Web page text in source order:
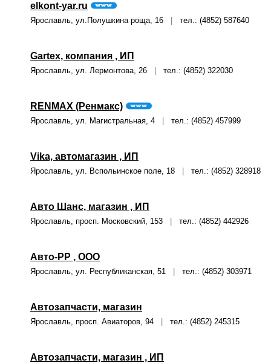
elkont-yar.ru
Ярославль, ул.Полушкина роща, 16 тел.: (4852) 587640
Gartex, компания , ИП
Ярославль, ул. Лермонтова, 26 тел.: (4852) 322030
RENMAX (Ренмакс)
Ярославль, ул. Магистральная, 4 тел.: (4852) 457999
Vika, автомагазин , ИП
Ярославль, ул. Вспольинское поле, 18 тел.: (4852) 328918
Авто Шанс, магазин , ИП
Ярославль, просп. Московский, 153 тел.: (4852) 442926
Авто-РР , ООО
Ярославль, ул. Республиканская, 51 тел.: (4852) 303971
Автозапчасти, магазин
Ярославль, просп. Авиаторов, 94 тел.: (4852) 245315
Автозапчасти, магазин , ИП